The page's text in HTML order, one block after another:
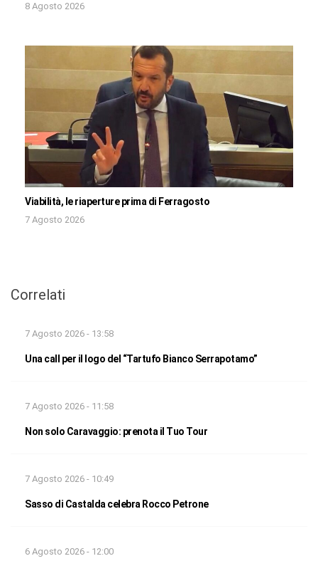
8 Agosto 2026
Viabilità, le riaperture prima di Ferragosto
7 Agosto 2026
Correlati
7 Agosto 2026 - 13:58
Una call per il logo del “Tartufo Bianco Serrapotamo”
7 Agosto 2026 - 11:58
Non solo Caravaggio: prenota il Tuo Tour
7 Agosto 2026 - 10:49
Sasso di Castalda celebra Rocco Petrone
6 Agosto 2026 - 12:00